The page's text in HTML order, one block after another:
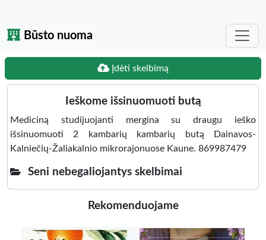
Būsto nuoma
Įdėti skelbimą
Ieškome išsinuomuoti butą
Mediciną studijuojanti mergina su draugu ieško
išsinuomuoti 2 kambarių kambarių butą Dainavos-
Kalniečių-Žaliakalnio mikrorajonuose Kaune. 869987479
Seni nebegaliojantys skelbimai
Rekomenduojame